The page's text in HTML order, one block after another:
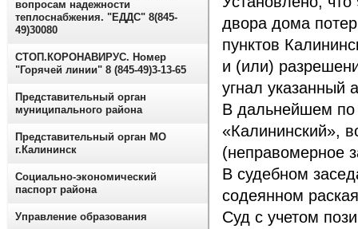
двора дома
пунктов
и (или)
угнал указанный
В дальнейшем
«Калининский»,
(неправомерное
В судебном
содеянном
Суд с учетом
вопросам надежности
теплоснабжения. "ЕДДС" 8(845-
49)30080
СТОП.КОРОНАВИРУС. Номер
"Горячей линии" 8 (845-49)3-13-65
Представительный орган
муниципального района
Представительный орган МО
г.Калининск
Социально-экономический
паспорт района
Управление образования